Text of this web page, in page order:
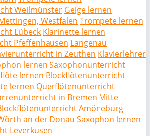
Weilmünster Geige lernen
Westfalen Trompete lernen
Lübeck Klarinette lernen
Pfeffenhausen Langenau
in Zeuthen Klavierlehrer
lernen Saxophonunterricht
lernen Blockflötenunterricht
lernen Querflötenunterricht
in Bremen Mitte
Amöneburg
an der Donau Saxophon lernen
Leverkusen